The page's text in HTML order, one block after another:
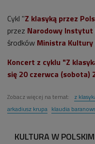
Cykl "Z klasyką przez
przez Narodowy Instytut
środków Ministra
Koncert z cyklu "Z
się 20 czerwca (sobota)
Zobacz więcej na temat: z
arkadiusz krupa klaudia
KULTURA W